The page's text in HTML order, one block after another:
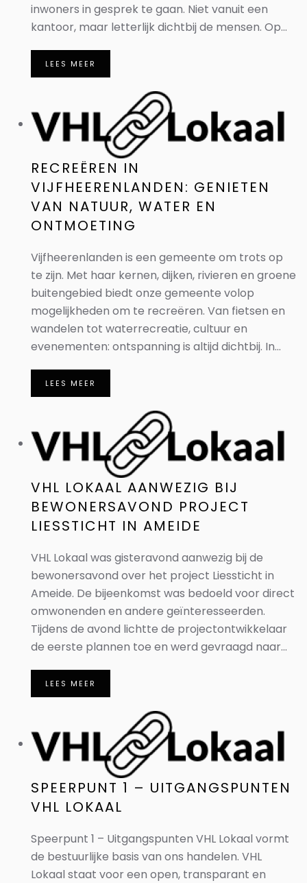
inwoners in gesprek te gaan. Niet vanuit een
kantoor, maar letterlijk dichtbij de mensen. Op...
LEES MEER
RECREËREN IN
VIJFHEERENLANDEN: GENIETEN
VAN NATUUR, WATER EN
ONTMOETING
Vijfheerenlanden is een gemeente om trots op
te zijn. Met haar kernen, dijken, rivieren en groene
buitengebied biedt onze gemeente volop
mogelijkheden om te recreëren. Van fietsen en
wandelen tot waterrecreatie, cultuur en
evenementen: ontspanning is altijd dichtbij. In...
LEES MEER
VHL LOKAAL AANWEZIG BIJ
BEWONERSAVOND PROJECT
LIESSTICHT IN AMEIDE
VHL Lokaal was gisteravond aanwezig bij de
bewonersavond over het project Liessticht in
Ameide. De bijeenkomst was bedoeld voor direct
omwonenden en andere geïnteresseerden.
Tijdens de avond lichtte de projectontwikkelaar
de eerste plannen toe en werd gevraagd naar...
LEES MEER
SPEERPUNT 1 – UITGANGSPUNTEN
VHL LOKAAL
Speerpunt 1 – Uitgangspunten VHL Lokaal vormt
de bestuurlijke basis van ons handelen. VHL
Lokaal staat voor een open, transparant en